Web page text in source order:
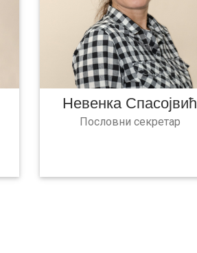
Невенка Спасојвић
Пословни секретар